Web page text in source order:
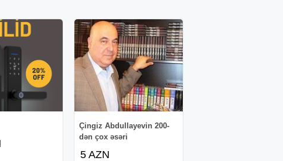
Çingiz Abdullayevin 200-
dən çox əsəri
5 AZN